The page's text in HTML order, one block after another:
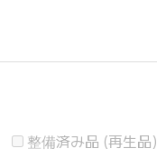
整備済み品 (再生品)